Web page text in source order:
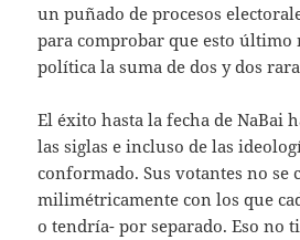
un puñado de procesos
para comprobar que esto último
política la suma de dos y dos
El éxito hasta la fecha de NaBai
las siglas e incluso de las
conformado. Sus votantes no se
milimétricamente con los que
o tendría- por separado. Eso no